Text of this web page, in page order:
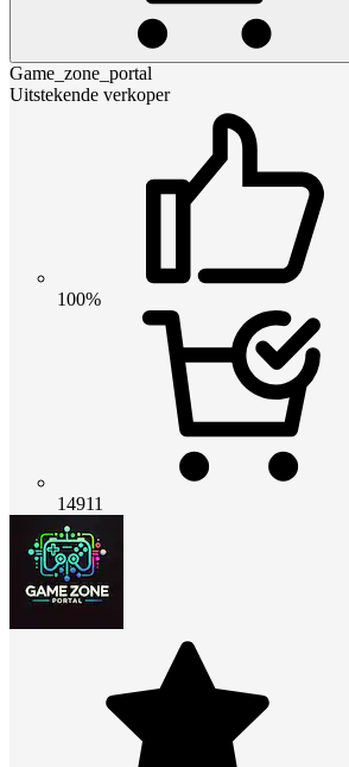
Game_zone_portal
Uitstekende verkoper
100%
14911